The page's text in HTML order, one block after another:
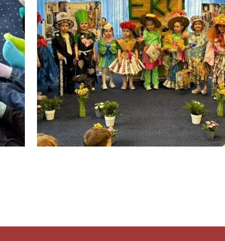
POWITANIE WIOSNY
2025/2026